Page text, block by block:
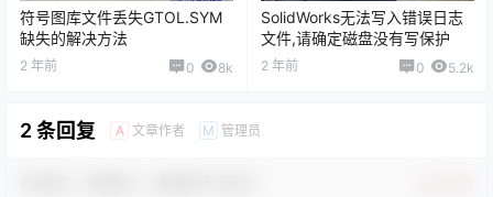
符号图库文件丢失GTOL.SYM
缺失的解决方法
2 年前 0 8k
SolidWorks无法写入错误日志
文件,请确定磁盘没有写保护
2 年前 0 5.2k
2 条回复 A 文章作者 M 管理员